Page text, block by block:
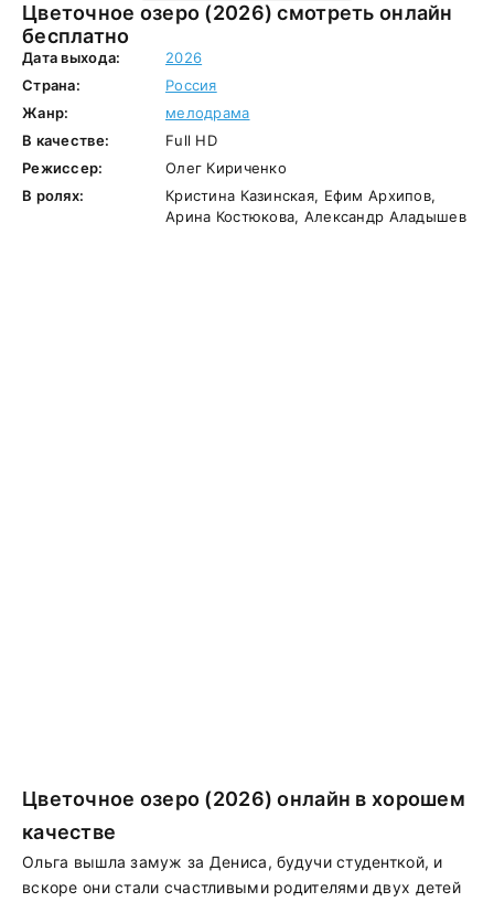
Цветочное озеро (2026) смотреть онлайн
бесплатно
Дата выхода:
2026
Страна:
Россия
Жанр:
мелодрама
В качестве:
Full HD
Режиссер:
Олег Кириченко
В ролях:
Кристина Казинская, Ефим Архипов,
Арина Костюкова, Александр Аладышев
Цветочное озеро (2026) онлайн в хорошем
качестве
Ольга вышла замуж за Дениса, будучи студенткой, и
вскоре они стали счастливыми родителями двух детей